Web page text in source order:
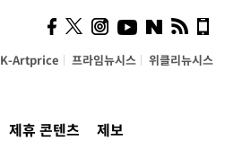
K-Artprice 프라임뉴시스 위클리뉴시스
제휴 콘텐츠 제보
계…'고급 가요'의 주체적
영토